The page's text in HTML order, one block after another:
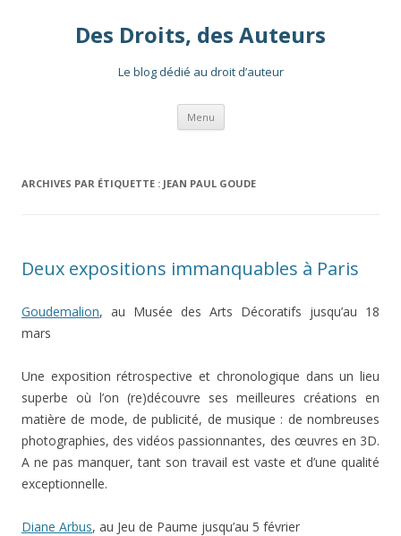
Des Droits, des Auteurs
Le blog dédié au droit d’auteur
Menu Aller
contenu
ARCHIVES PAR ÉTIQUETTE : JEAN PAUL GOUDE
Deux expositions immanquables à Paris
Goudemalion, au Musée des Arts Décoratifs jusqu’au 18
mars
Une exposition rétrospective et chronologique dans un lieu
superbe où l’on (re)découvre ses meilleures créations en
matière de mode, de publicité, de musique : de nombreuses
photographies, des vidéos passionnantes, des œuvres en 3D.
A ne pas manquer, tant son travail est vaste et d’une qualité
exceptionnelle.
Diane Arbus, au Jeu de Paume jusqu’au 5 février